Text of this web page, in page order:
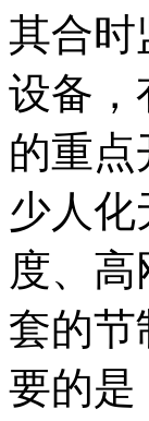
其合时
设备，
的重
少人
度、
套的节
要的是